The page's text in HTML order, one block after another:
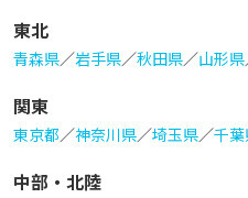
東北
青森県／岩手県／秋田県／山形県
関東
東京都／神奈川県／埼玉県／千
中部・北陸